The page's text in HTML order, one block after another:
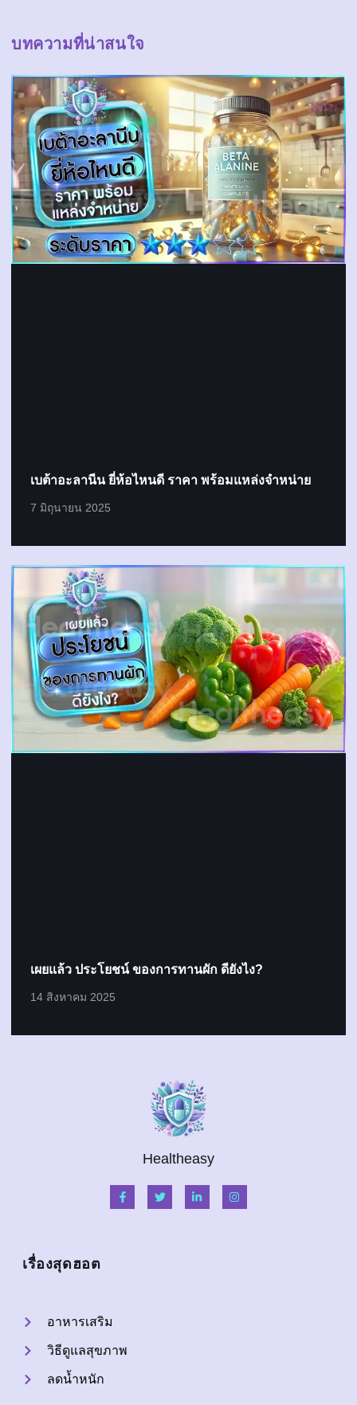
บทความที่น่าสนใจ
เบต้าอะลานีน ยี่ห้อไหนดี ราคา พร้อมแหล่งจำหน่าย
7 มิถุนายน 2025
เผยแล้ว ประโยชน์ ของการทานผัก ดียังไง?
14 สิงหาคม 2025
Healtheasy
เรื่องสุดฮอต
อาหารเสริม
วิธีดูแลสุขภาพ
ลดน้ำหนัก